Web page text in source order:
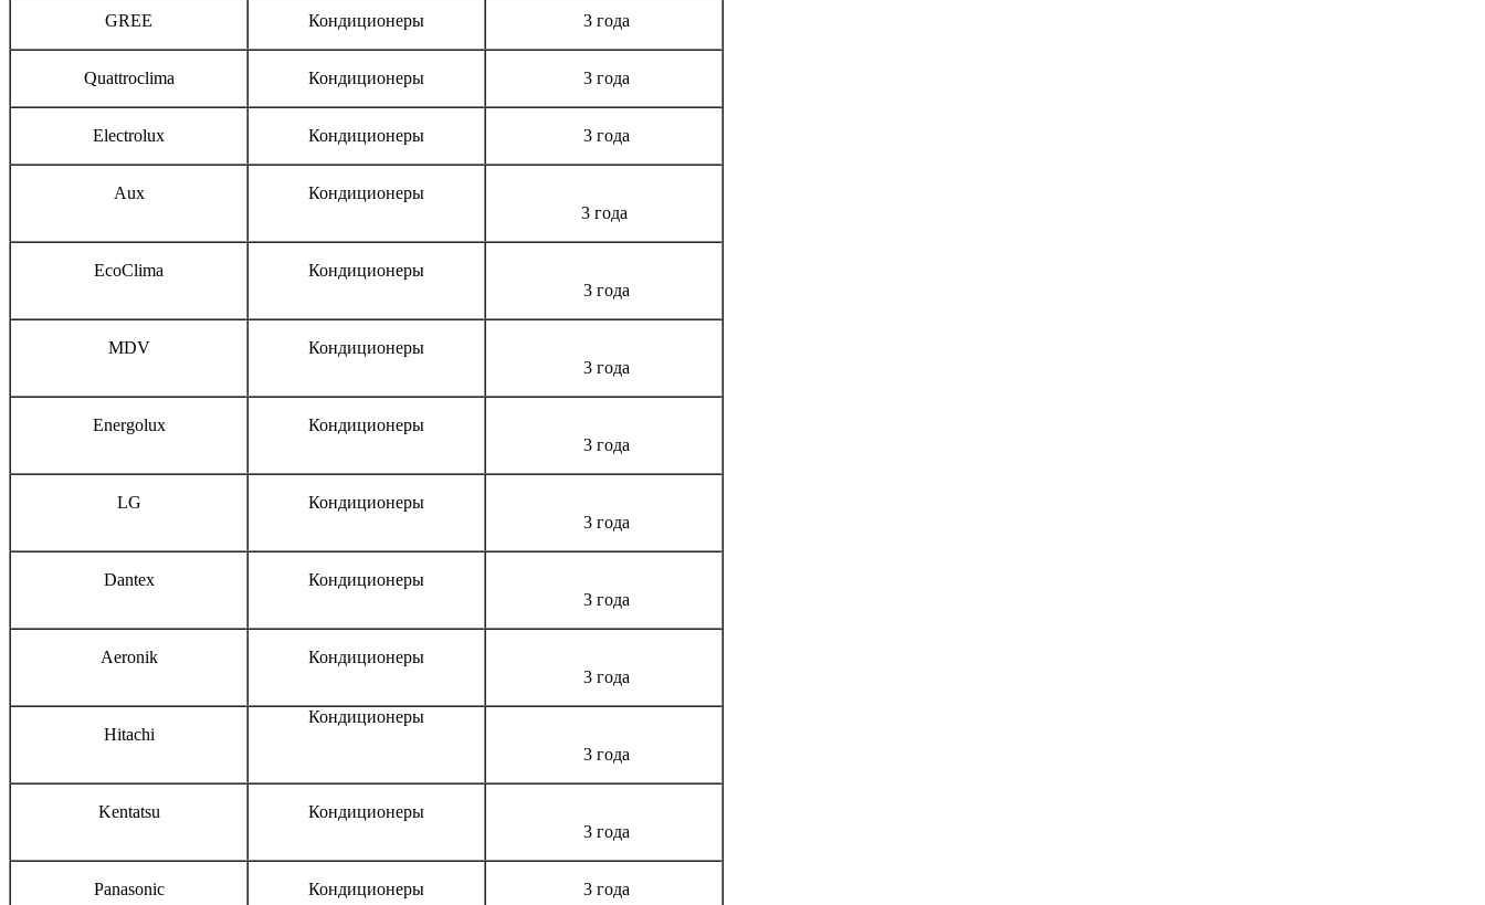
GREE Кондиционеры 3 года
Quattroclima Кондиционеры 3 года
Electrolux Кондиционеры 3 года
Aux
Кондиционеры
3 года
EcoClima
Кондиционеры
3 года
MDV
Кондиционеры
3 года
Energolux
Кондиционеры
3 года
LG
Кондиционеры
3 года
Dantex
Кондиционеры
3 года
Aeronik
Кондиционеры
3 года
Hitachi
Кондиционеры
3 года
Kentatsu
Кондиционеры
3 года
Panasonic Кондиционеры 3 года